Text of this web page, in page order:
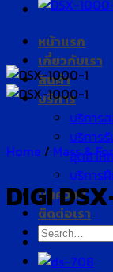
หน้าแรก
เกี่ยวกับเรา
สินค้า
บริการ
บริการ
บริการ
อุตสาห
บริการ
บทความ
ติดต่อเรา
Search
for:
Home / Mass &
DIGI